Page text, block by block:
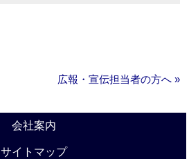
広報・宣伝担当者の方へ »
会社案内
サイトマップ